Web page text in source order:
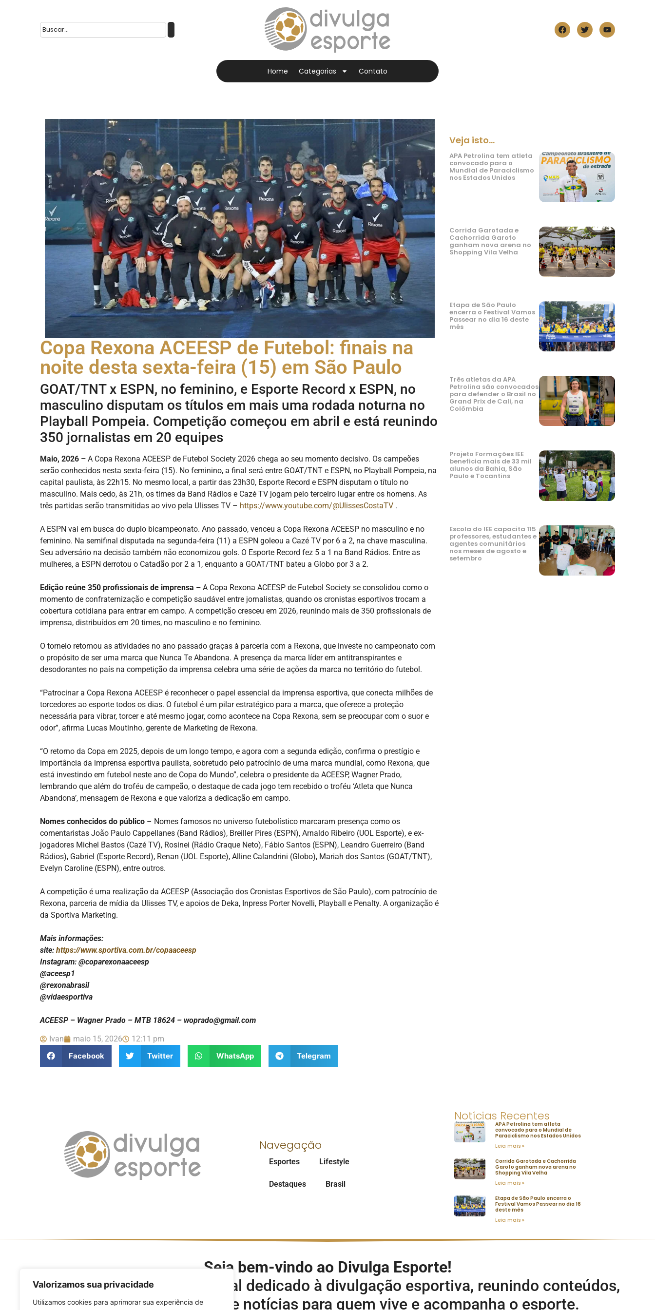
Valorizamos sua privacidade
Utilizamos cookies para aprimorar sua experiência de
Home Categorias Contato
Copa Rexona ACEESP de Futebol: finais na
noite desta sexta-feira (15) em São Paulo
GOAT/TNT x ESPN, no feminino, e Esporte Record x ESPN, no
masculino disputam os títulos em mais uma rodada noturna no
Playball Pompeia. Competição começou em abril e está reunindo
350 jornalistas em 20 equipes
Maio, 2026 – A Copa Rexona ACEESP de Futebol Society 2026 chega ao seu momento decisivo. Os campeões
serão conhecidos nesta sexta-feira (15). No feminino, a final será entre GOAT/TNT e ESPN, no Playball Pompeia, na
capital paulista, às 22h15. No mesmo local, a partir das 23h30, Esporte Record e ESPN disputam o título no
masculino. Mais cedo, às 21h, os times da Band Rádios e Cazé TV jogam pelo terceiro lugar entre os homens. As
três partidas serão transmitidas ao vivo pela Ulisses TV – https://www.youtube.com/@UlissesCostaTV .
A ESPN vai em busca do duplo bicampeonato. Ano passado, venceu a Copa Rexona ACEESP no masculino e no
feminino. Na semifinal disputada na segunda-feira (11) a ESPN goleou a Cazé TV por 6 a 2, na chave masculina.
Seu adversário na decisão também não economizou gols. O Esporte Record fez 5 a 1 na Band Rádios. Entre as
mulheres, a ESPN derrotou o Catadão por 2 a 1, enquanto a GOAT/TNT bateu a Globo por 3 a 2.
Edição reúne 350 profissionais de imprensa – A Copa Rexona ACEESP de Futebol Society se consolidou como o
momento de confraternização e competição saudável entre jornalistas, quando os cronistas esportivos trocam a
cobertura cotidiana para entrar em campo. A competição cresceu em 2026, reunindo mais de 350 profissionais de
imprensa, distribuídos em 20 times, no masculino e no feminino.
O torneio retomou as atividades no ano passado graças à parceria com a Rexona, que investe no campeonato com
o propósito de ser uma marca que Nunca Te Abandona. A presença da marca líder em antitranspirantes e
desodorantes no país na competição da imprensa celebra uma série de ações da marca no território do futebol.
“Patrocinar a Copa Rexona ACEESP é reconhecer o papel essencial da imprensa esportiva, que conecta milhões de
torcedores ao esporte todos os dias. O futebol é um pilar estratégico para a marca, que oferece a proteção
necessária para vibrar, torcer e até mesmo jogar, como acontece na Copa Rexona, sem se preocupar com o suor e
odor”, afirma Lucas Moutinho, gerente de Marketing de Rexona.
“O retorno da Copa em 2025, depois de um longo tempo, e agora com a segunda edição, confirma o prestígio e
importância da imprensa esportiva paulista, sobretudo pelo patrocínio de uma marca mundial, como Rexona, que
está investindo em futebol neste ano de Copa do Mundo”, celebra o presidente da ACEESP, Wagner Prado,
lembrando que além do troféu de campeão, o destaque de cada jogo tem recebido o troféu ‘Atleta que Nunca
Abandona’, mensagem de Rexona e que valoriza a dedicação em campo.
Nomes conhecidos do público – Nomes famosos no universo futebolístico marcaram presença como os
comentaristas João Paulo Cappellanes (Band Rádios), Breiller Pires (ESPN), Arnaldo Ribeiro (UOL Esporte), e ex-
jogadores Michel Bastos (Cazé TV), Rosinei (Rádio Craque Neto), Fábio Santos (ESPN), Leandro Guerreiro (Band
Rádios), Gabriel (Esporte Record), Renan (UOL Esporte), Alline Calandrini (Globo), Mariah dos Santos (GOAT/TNT),
Evelyn Caroline (ESPN), entre outros.
A competição é uma realização da ACEESP (Associação dos Cronistas Esportivos de São Paulo), com patrocínio de
Rexona, parceria de mídia da Ulisses TV, e apoios de Deka, Inpress Porter Novelli, Playball e Penalty. A organização é
da Sportiva Marketing.
Mais informações:
site: https://www.sportiva.com.br/copaaceesp
Instagram: @coparexonaaceesp
@aceesp1
@rexonabrasil
@vidaesportiva
ACEESP – Wagner Prado – MTB 18624 – woprado@gmail.com
Ivan maio 15, 2026
12:11 pm
Facebook
Twitter WhatsApp Telegram
Veja isto...
APA Petrolina tem atleta
convocado para o
Mundial de Paraciclismo
nos Estados Unidos
Corrida Garotada e
Cachorrida Garoto
ganham nova arena no
Shopping Vila Velha
Etapa de São Paulo
encerra o Festival Vamos
Passear no dia 16 deste
mês
Três atletas da APA
Petrolina são convocados
para defender o Brasil no
Grand Prix de Cali, na
Colômbia
Projeto Formações IEE
beneficia mais de 33 mil
alunos da Bahia, São
Paulo e Tocantins
Escola do IEE capacita 115
professores, estudantes e
agentes comunitários
nos meses de agosto e
setembro
Navegação
Esportes Lifestyle
Destaques Brasil
Notícias Recentes
APA Petrolina tem atleta
convocado para o Mundial de
Paraciclismo nos Estados Unidos
Leia mais »
Corrida Garotada e Cachorrida
Garoto ganham nova arena no
Shopping Vila Velha
Leia mais »
Etapa de São Paulo encerra o
Festival Vamos Passear no dia 16
deste mês
Leia mais »
Seja bem-vindo ao Divulga Esporte!
O Divulga Esporte é um portal dedicado à divulgação esportiva, reunindo conteúdos,
modalidades, eventos e notícias para quem vive e acompanha o esporte.